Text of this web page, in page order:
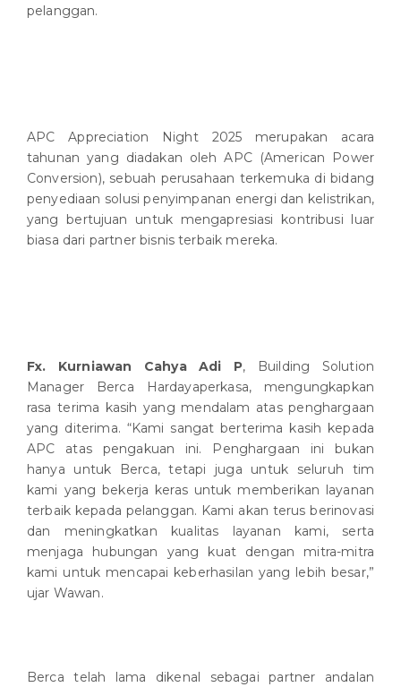
pelanggan.
APC Appreciation Night 2025 merupakan acara
tahunan yang diadakan oleh APC (American Power
Conversion), sebuah perusahaan terkemuka di bidang
penyediaan solusi penyimpanan energi dan kelistrikan,
yang bertujuan untuk mengapresiasi kontribusi luar
biasa dari partner bisnis terbaik mereka.
Fx. Kurniawan Cahya Adi P, Building Solution
Manager Berca Hardayaperkasa, mengungkapkan
rasa terima kasih yang mendalam atas penghargaan
yang diterima. “Kami sangat berterima kasih kepada
APC atas pengakuan ini. Penghargaan ini bukan
hanya untuk Berca, tetapi juga untuk seluruh tim
kami yang bekerja keras untuk memberikan layanan
terbaik kepada pelanggan. Kami akan terus berinovasi
dan meningkatkan kualitas layanan kami, serta
menjaga hubungan yang kuat dengan mitra-mitra
kami untuk mencapai keberhasilan yang lebih besar,”
ujar Wawan.
Berca telah lama dikenal sebagai partner andalan